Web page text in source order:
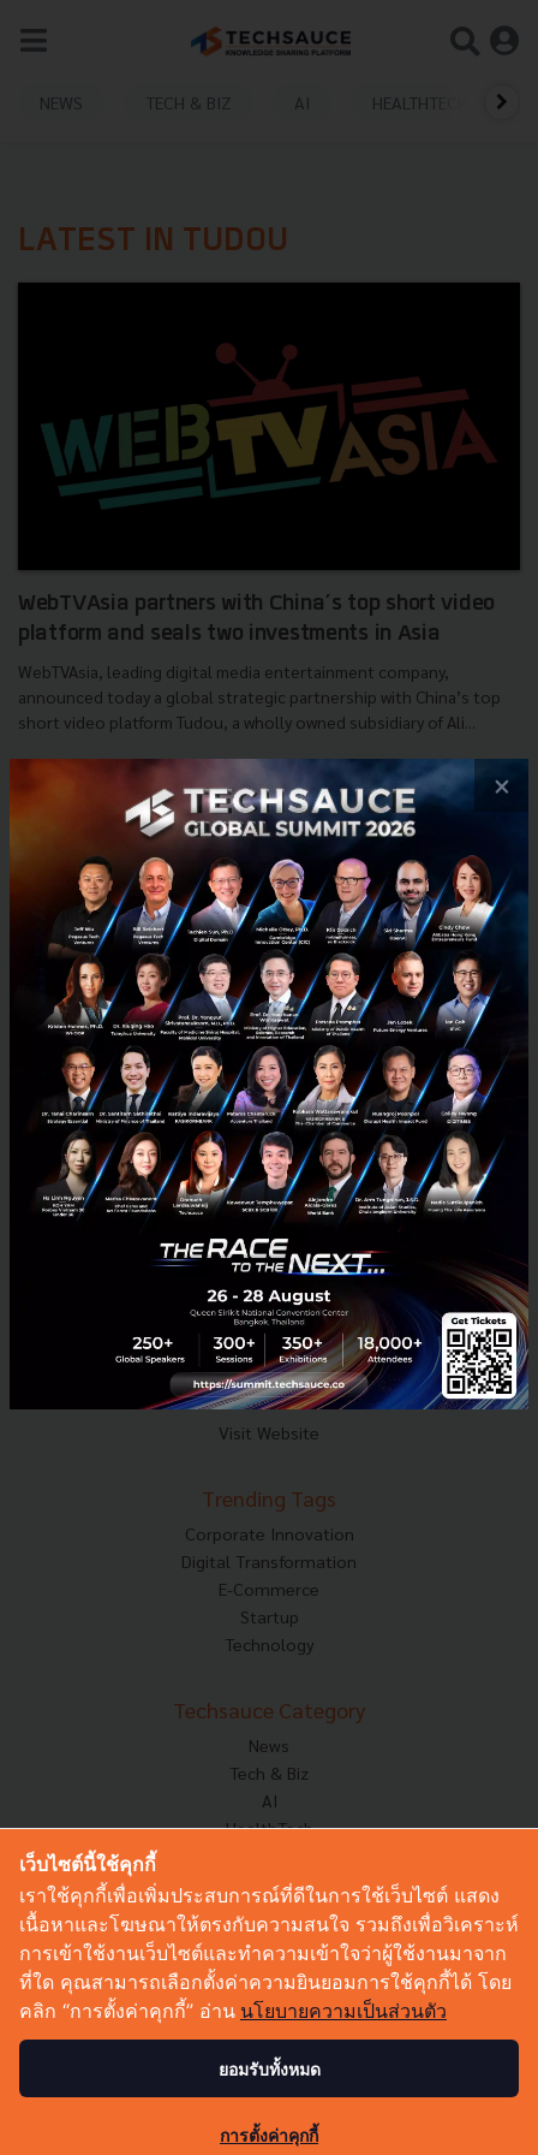
NEWS TECH & BIZ AI HEALTHTECH
LATEST IN TUDOU
WebTVAsia partners with China’s top short video
platform and seals two investments in Asia
WebTVAsia, leading digital media entertainment company,
announced today a global strategic partnership with China’s top
short video platform Tudou, a wholly owned subsidiary of Ali...
June 2, 2017
Techsauce Team
News Layaria WebTVAsia
E-mail :contact@techsauce.co
Tel : 02-001-5375
Mobile : 06-4658-9500
Techsauce Media
About Techsauce
Techsauce Services
Privacy Policy
ส่งบทความ
Techsauce Global Summit
Visit Website
Trending Tags
Corporate Innovation
Digital Transformation
E-Commerce
Startup
Technology
Techsauce Category
News
Tech & Biz
AI
HealthTech
Corp Innov
Saucy Thoughts
Based On
Sustainable
Videos
Podcast
© Copyright 2026 :Techsauce All rights reserved.
×
เว็บไซต์นี้ใช้คุกกี้
เราใช้คุกกี้เพื่อเพิ่มประสบการณ์ที่ดีในการใช้เว็บไซต์ แสดง
เนื้อหาและโฆษณาให้ตรงกับความสนใจ รวมถึงเพื่อวิเคราะห์
การเข้าใช้งานเว็บไซต์และทำความเข้าใจว่าผู้ใช้งานมาจาก
ที่ใด คุณสามารถเลือกตั้งค่าความยินยอมการใช้คุกกี้ได้ โดย
คลิก “การตั้งค่าคุกกี้” อ่าน นโยบายความเป็นส่วนตัว
ยอมรับทั้งหมด
การตั้งค่าคุกกี้